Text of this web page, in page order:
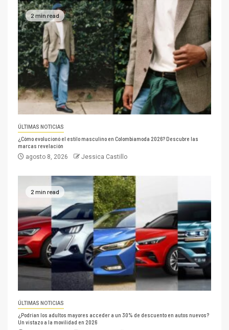
2 min read
ÚLTIMAS NOTICIAS
¿Cómo evolucionó el estilo masculino en Colombiamoda 2026? Descubre las
marcas revelación
agosto 8, 2026 Jessica Castillo
2 min read
ÚLTIMAS NOTICIAS
¿Podrían los adultos mayores acceder a un 30% de descuento en autos nuevos?
Un vistazo a la movilidad en 2026